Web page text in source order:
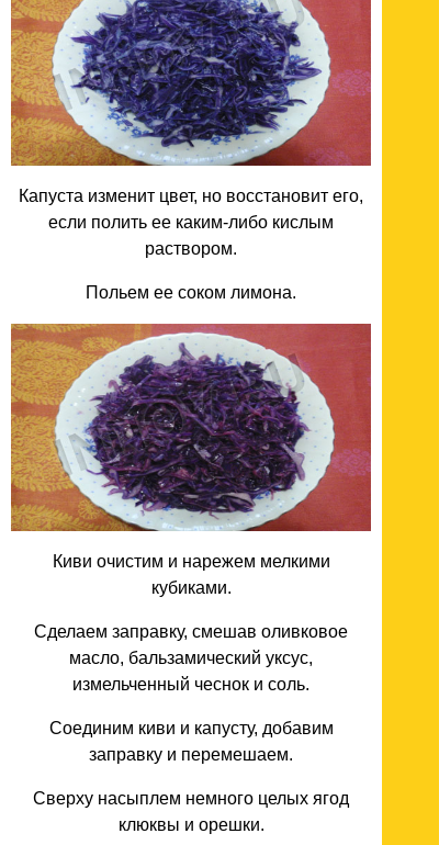
Капуста изменит цвет, но восстановит его,
если полить ее каким-либо кислым
раствором.
Польем ее соком лимона.
Киви очистим и нарежем мелкими
кубиками.
Сделаем заправку, смешав оливковое
масло, бальзамический уксус,
измельченный чеснок и соль.
Соединим киви и капусту, добавим
заправку и перемешаем.
Сверху насыплем немного целых ягод
клюквы и орешки.